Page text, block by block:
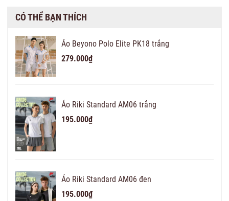
CÓ THỂ BẠN THÍCH
Áo Beyono Polo Elite PK18 trắng
279.000₫
Áo Riki Standard AM06 trắng
195.000₫
Áo Riki Standard AM06 đen
195.000₫